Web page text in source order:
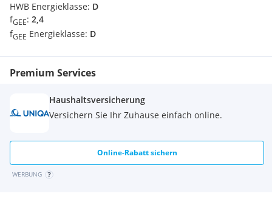
HWB Energieklasse: D
fGEE: 2,4
fGEE Energieklasse: D
Premium Services
Haushaltsversicherung
Versichern Sie Ihr Zuhause einfach online.
Online-Rabatt sichern
WERBUNG